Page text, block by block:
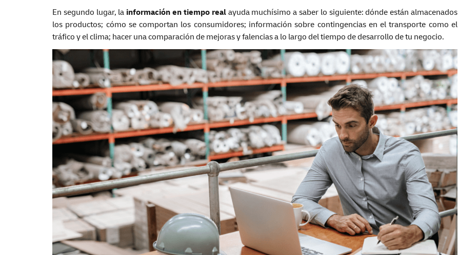
En segundo lugar, la información en tiempo real ayuda muchísimo a saber lo siguiente: dónde están almacenados
los productos; cómo se comportan los consumidores; información sobre contingencias en el transporte como el
tráfico y el clima; hacer una comparación de mejoras y falencias a lo largo del tiempo de desarrollo de tu negocio.